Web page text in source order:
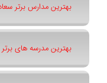
بهترین مدارس برتر
بهترین مدرسه های برتر